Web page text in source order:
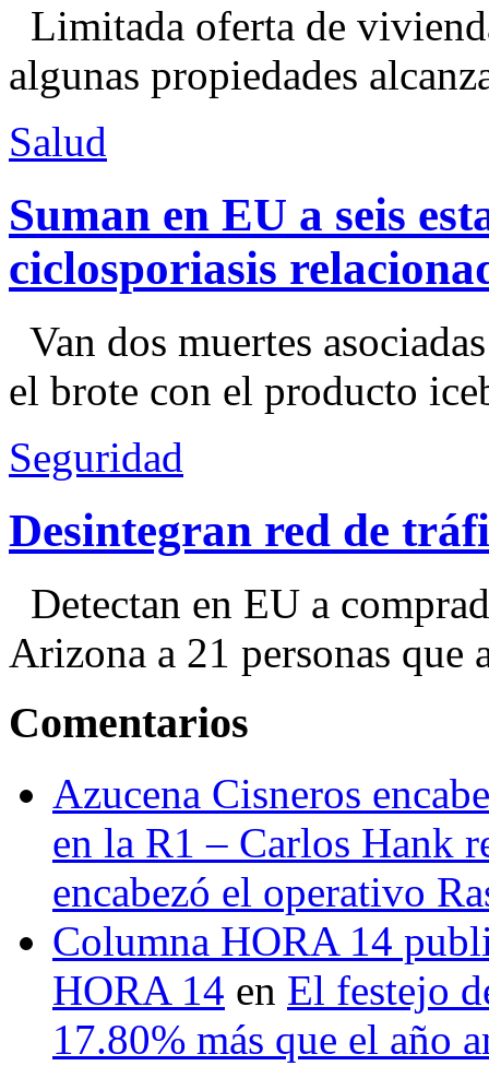
Limitada oferta de
algunas propiedades
Salud
Suman en EU a seis
ciclosporiasis
Van dos muertes
el brote con el producto
Seguridad
Desintegran red de
Detectan en EU a
Arizona a 21 personas que
Comentarios
Azucena Cisneros
en la R1 – Carlos Hank
encabezó el operativo
Columna HORA 14
HORA 14 en El festejo
17.80% más que el año